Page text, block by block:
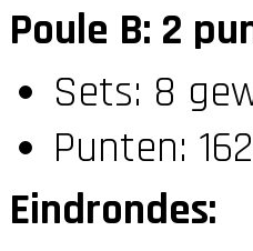
Poule B: 2
Sets: 8
Punten:
Eindrondes: